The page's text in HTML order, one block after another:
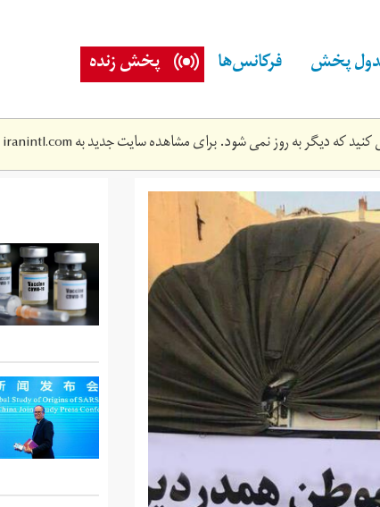
پخش فرکانس‌ها پخش زنده
که دیگر به روز نمی شود. برای مشاهده سایت جدید بهiranintl.com